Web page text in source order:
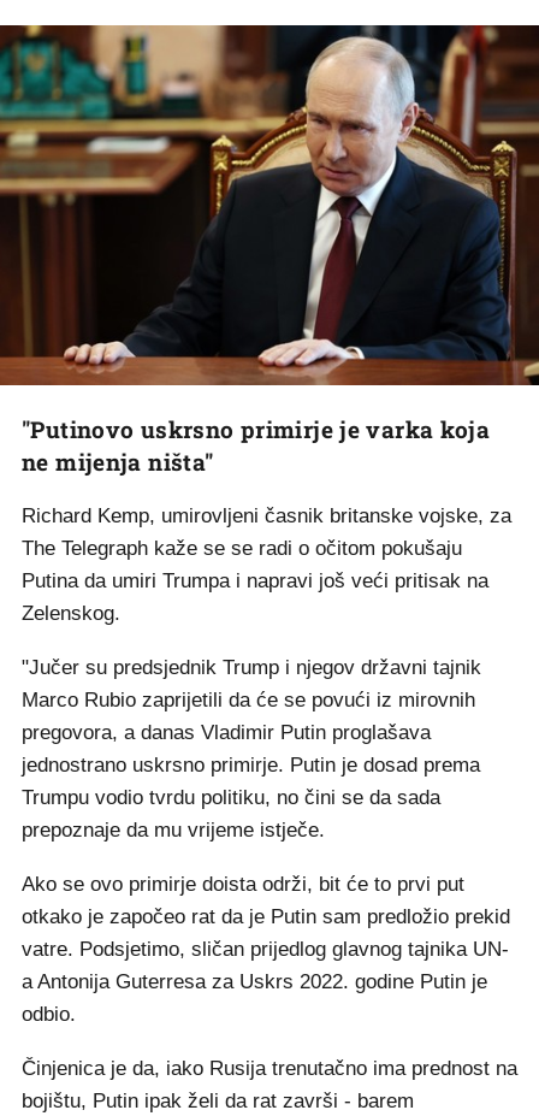
"Putinovo uskrsno primirje je varka koja
ne mijenja ništa"
Richard Kemp, umirovljeni časnik britanske vojske, za
The Telegraph kaže se se radi o očitom pokušaju
Putina da umiri Trumpa i napravi još veći pritisak na
Zelenskog.
"Jučer su predsjednik Trump i njegov državni tajnik
Marco Rubio zaprijetili da će se povući iz mirovnih
pregovora, a danas Vladimir Putin proglašava
jednostrano uskrsno primirje. Putin je dosad prema
Trumpu vodio tvrdu politiku, no čini se da sada
prepoznaje da mu vrijeme istječe.
Ako se ovo primirje doista održi, bit će to prvi put
otkako je započeo rat da je Putin sam predložio prekid
vatre. Podsjetimo, sličan prijedlog glavnog tajnika UN-
a Antonija Guterresa za Uskrs 2022. godine Putin je
odbio.
Činjenica je da, iako Rusija trenutačno ima prednost na
bojištu, Putin ipak želi da rat završi - barem